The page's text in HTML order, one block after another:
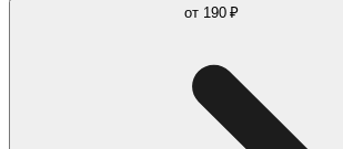
от 190 ₽